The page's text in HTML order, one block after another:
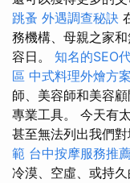
跳蚤 外遇調查秘訣
務機構、母親之家
容日。 知名的SEO
區 中式料理外燴方案
師、美容師和美容
專業工具。 今天有
甚至無法列出我們
範 台中按摩服務推
冷漠、空虛、或持